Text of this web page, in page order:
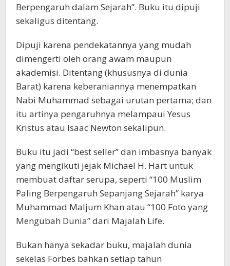
Berpengaruh dalam Sejarah”. Buku itu dipuji
sekaligus ditentang.
Dipuji karena pendekatannya yang mudah
dimengerti oleh orang awam maupun
akademisi. Ditentang (khususnya di dunia
Barat) karena keberaniannya menempatkan
Nabi Muhammad sebagai urutan pertama; dan
itu artinya pengaruhnya melampaui Yesus
Kristus atau Isaac Newton sekalipun.
Buku itu jadi “best seller” dan imbasnya banyak
yang mengikuti jejak Michael H. Hart untuk
membuat daftar serupa, seperti “100 Muslim
Paling Berpengaruh Sepanjang Sejarah” karya
Muhammad Maljum Khan atau “100 Foto yang
Mengubah Dunia” dari Majalah Life.
Bukan hanya sekadar buku, majalah dunia
sekelas Forbes bahkan setiap tahun